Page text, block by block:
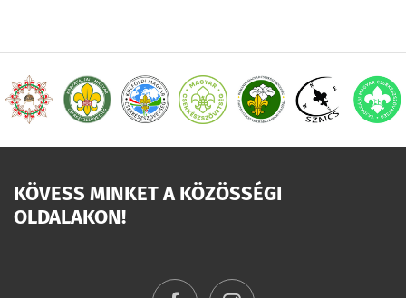
KÖVESS MINKET A KÖZÖSSÉGI
OLDALAKON!